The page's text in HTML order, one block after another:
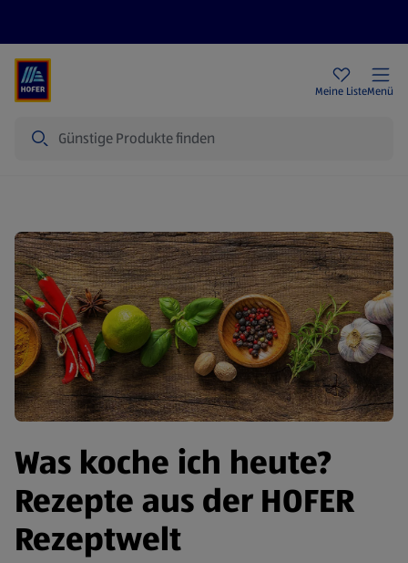
Meine ListeMenü
Was koche ich heute?
Rezepte aus der HOFER
Rezeptwelt